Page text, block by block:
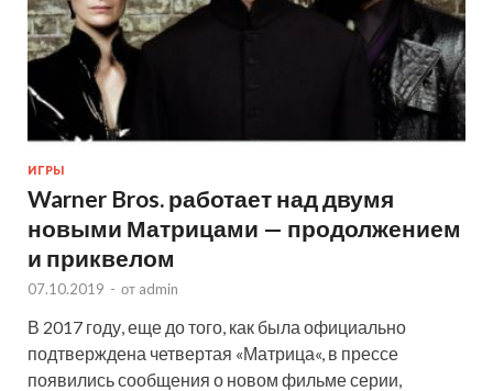
ИГРЫ
Warner Bros. работает над двумя
новыми Матрицами — продолжением
и приквелом
07.10.2019 - от admin
В 2017 году, еще до того, как была официально
подтверждена четвертая «Матрица«, в прессе
появились сообщения о новом фильме серии,